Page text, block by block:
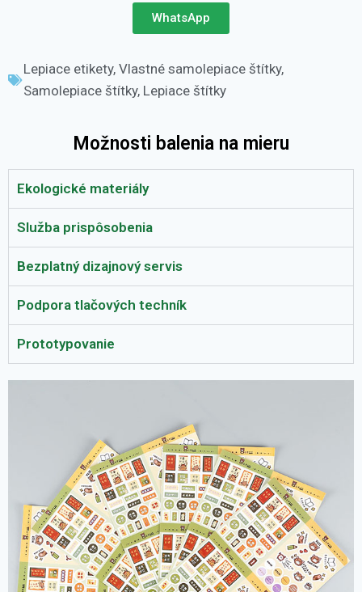
WhatsApp
Lepiace etikety, Vlastné samolepiace štítky,
Samolepiace štítky, Lepiace štítky
Možnosti balenia na mieru
Ekologické materiály
Služba prispôsobenia
Bezplatný dizajnový servis
Podpora tlačových techník
Prototypovanie